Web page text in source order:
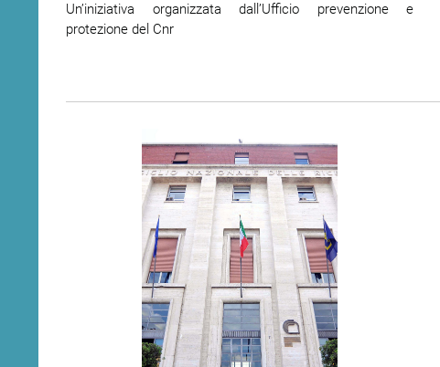
Un’iniziativa organizzata dall’Ufficio prevenzione e
protezione del Cnr